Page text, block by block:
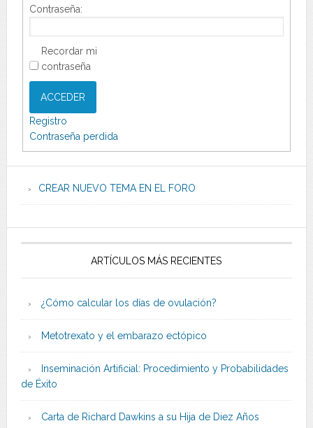
Contraseña:
Recordar mi
contraseña
ACCEDER
Registro
Contraseña perdida
CREAR NUEVO TEMA EN EL FORO
ARTÍCULOS MÁS RECIENTES
¿Cómo calcular los días de ovulación?
Metotrexato y el embarazo ectópico
Inseminación Artificial: Procedimiento y Probabilidades
de Éxito
Carta de Richard Dawkins a su Hija de Diez Años